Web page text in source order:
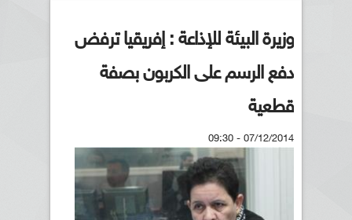
وزيرة البيئة للإذاعة : إفريقيا ترفض
دفع الرسم على الكربون بصفة
قطعية
07/12/2014 - 09:30